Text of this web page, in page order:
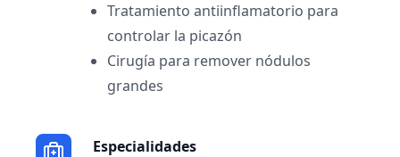
Tratamiento antiinflamatorio para
controlar la picazón
Cirugía para remover nódulos
grandes
Especialidades